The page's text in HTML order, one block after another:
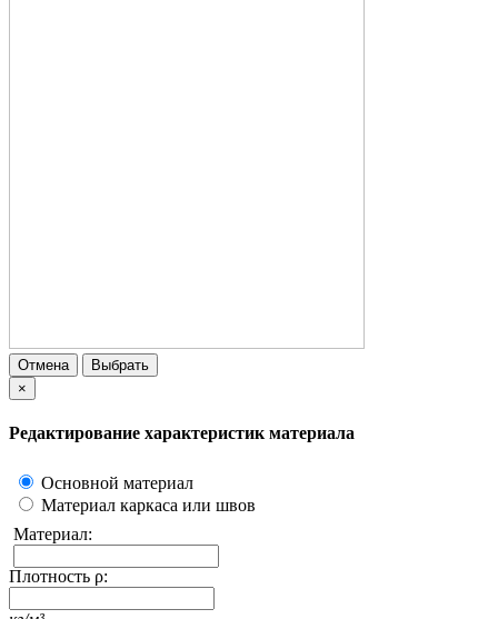
Отмена
Выбрать
×
Редактирование характеристик материала
Основной материал
Материал каркаса или швов
Материал:
Плотность ρ: